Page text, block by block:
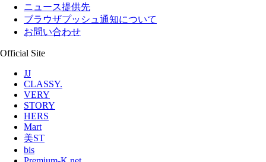
ニュース提供先
ブラウザプッシュ通知について
お問い合わせ
Official Site
JJ
CLASSY.
VERY
STORY
HERS
Mart
美ST
bis